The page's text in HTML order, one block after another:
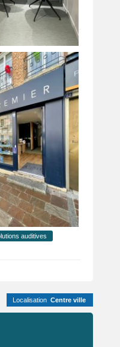
auditives
Localisation Centre ville